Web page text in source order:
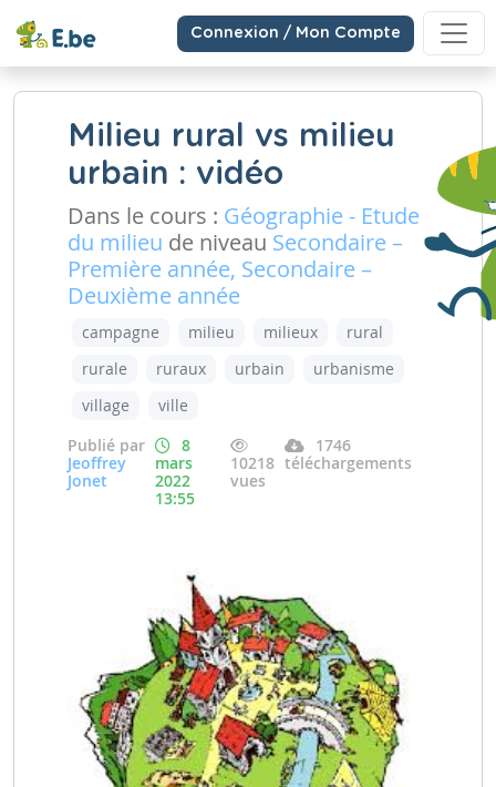
Connexion / Mon Compte
Milieu rural vs milieu
urbain : vidéo
Dans le cours : Géographie - Etude
du milieu de niveau Secondaire –
Première année, Secondaire –
Deuxième année
campagne milieu milieux
rural
rurale
ruraux urbain
urbanisme
village
ville
Publié par
Jeoffrey
Jonet
8
mars
2022
13:55
10218
vues
1746
téléchargements